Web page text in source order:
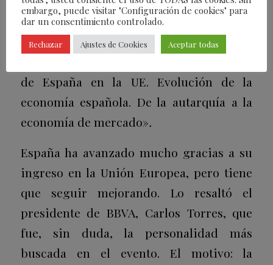
Este año se celebró la edición número 42
del seminario. El título es tan largo como
de España en la UE. Evolución de la
economía española. De la autarquía a la
economía de mercado».
España ha avanzado mucho gracias a su
ingreso en la Unión Europea, pero tiene
que seguir mejorando. Lo resaltó el
presidente de BBVA, Carlos Torres, que
fue, sin duda, la personalidad más
buscada en el evento. El motivo: la
embargo, puede visitar "Configuración de cookies" para
dar un consentimiento controlado.
Rechazar Ajustes de Cookies Aceptar todas